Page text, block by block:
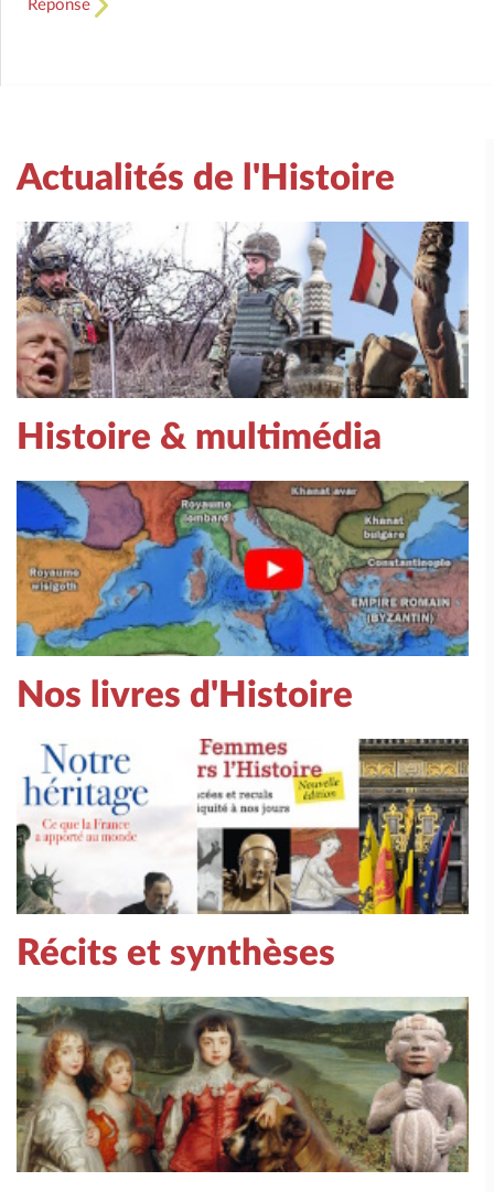
Réponse
Actualités de l'Histoire
Histoire & multimédia
Nos livres d'Histoire
Récits et synthèses